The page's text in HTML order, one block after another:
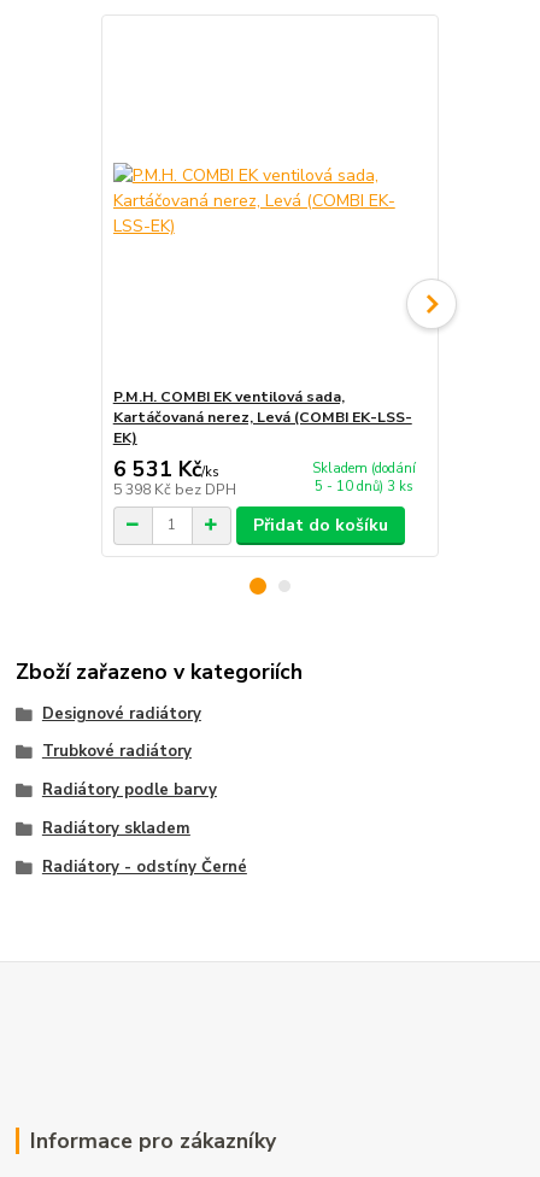
P.M.H. COMBI EK ventilová sada,
Kartáčovaná nerez, Levá (COMBI EK-LSS-
EK)
6 531 Kč/ks
5 398 Kč bez DPH
Skladem (dodání
5 - 10 dnů) 3 ks
Přidat do košíku
Zboží zařazeno v kategoriích
Designové radiátory
Trubkové radiátory
Radiátory podle barvy
Radiátory skladem
Radiátory - odstíny Černé
Informace pro zákazníky